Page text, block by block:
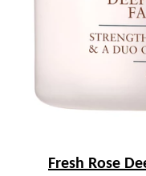
Fresh Rose